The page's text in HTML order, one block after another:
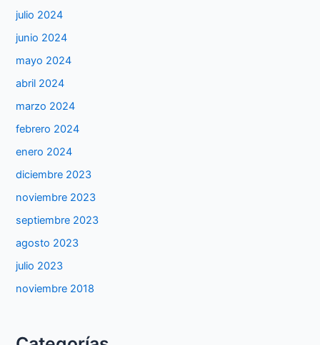
julio 2024
junio 2024
mayo 2024
abril 2024
marzo 2024
febrero 2024
enero 2024
diciembre 2023
noviembre 2023
septiembre 2023
agosto 2023
julio 2023
noviembre 2018